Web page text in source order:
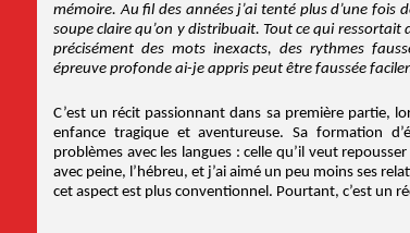
mémoire. Au fil des années j’ai tenté plus d’une fois
soupe claire qu’on y distribuait. Tout ce qui
précisément des mots inexacts, des rythmes
épreuve profonde ai-je appris peut être faussée
C’est un récit passionnant dans sa première partie,
enfance tragique et aventureuse. Sa formation
problèmes avec les langues : celle qu’il veut
avec peine, l’hébreu, et j’ai aimé un peu moins ses
cet aspect est plus conventionnel. Pourtant, c’est un